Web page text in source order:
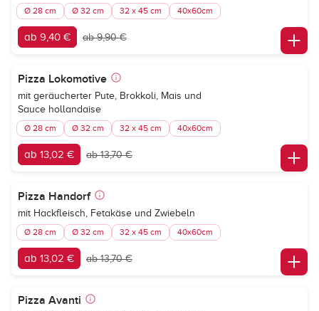
Ø 28 cm Ø 32 cm 32 x 45 cm 40x60cm
ab 9,40 € ab 9,90 €
Pizza Lokomotive
mit geräucherter Pute, Brokkoli, Mais und
Sauce hollandaise
Ø 28 cm Ø 32 cm 32 x 45 cm 40x60cm
ab 13,02 € ab 13,70 €
Pizza Handorf
mit Hackfleisch, Fetakäse und Zwiebeln
Ø 28 cm Ø 32 cm 32 x 45 cm 40x60cm
ab 13,02 € ab 13,70 €
Pizza Avanti